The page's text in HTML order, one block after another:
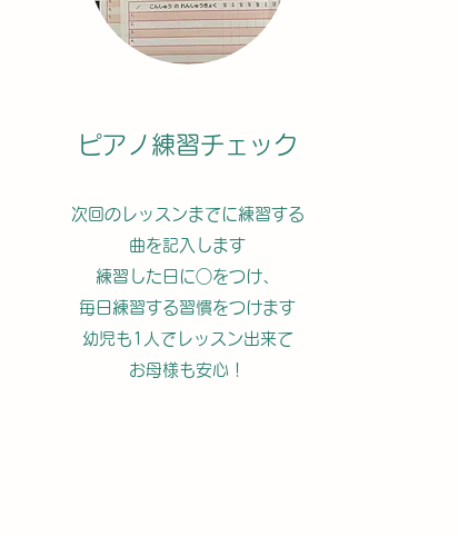
ピアノ練習チェック
次回のレッスンまでに練習する
曲を記入します
練習した日に○をつけ、
毎日練習する習慣をつけます
幼児も1人でレッスン出来て
お母様も安心！